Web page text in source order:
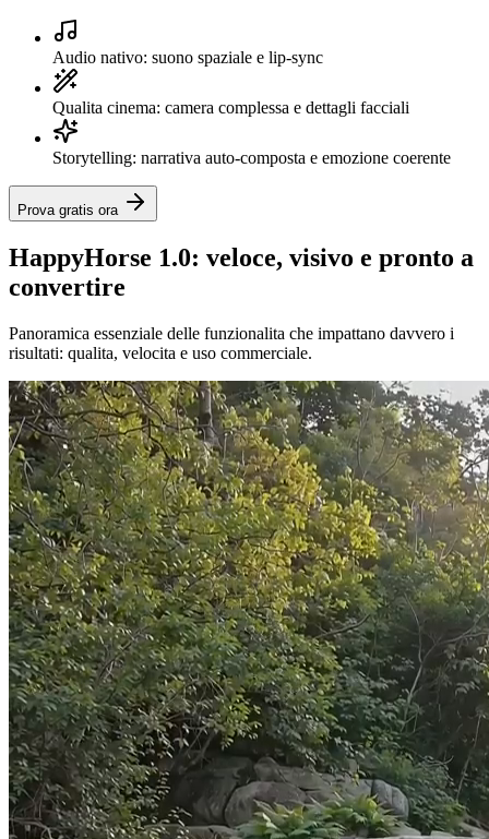
Audio nativo: suono spaziale e lip-sync
Qualita cinema: camera complessa e dettagli facciali
Storytelling: narrativa auto-composta e emozione coerente
Prova gratis ora
HappyHorse 1.0: veloce, visivo e pronto a
convertire
Panoramica essenziale delle funzionalita che impattano davvero i
risultati: qualita, velocita e uso commerciale.